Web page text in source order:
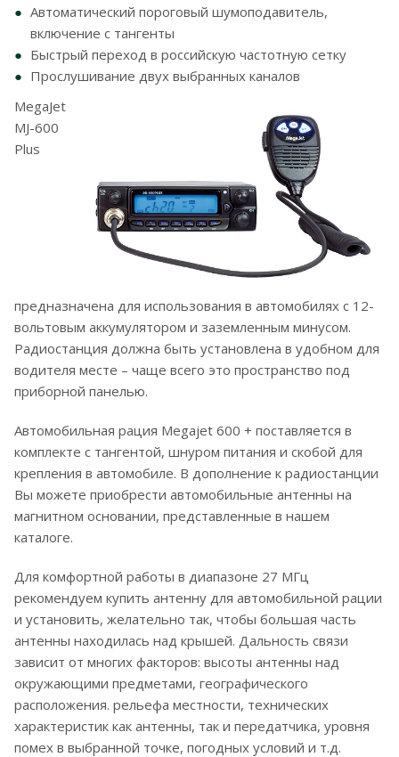
Автоматический пороговый шумоподавитель,
включение с тангенты
Быстрый переход в российскую частотную сетку
Прослушивание двух выбранных каналов
MegaJet
MJ-600
Plus
предназначена для использования в автомобилях с 12-
вольтовым аккумулятором и заземленным минусом.
Радиостанция должна быть установлена в удобном для
водителя месте – чаще всего это пространство под
приборной панелью.
Автомобильная рация Megajet 600 + поставляется в
комплекте с тангентой, шнуром питания и скобой для
крепления в автомобиле. В дополнение к радиостанции
Вы можете приобрести автомобильные антенны на
магнитном основании, представленные в нашем
каталоге.
Для комфортной работы в диапазоне 27 МГц
рекомендуем купить антенну для автомобильной рации
и установить, желательно так, чтобы большая часть
антенны находилась над крышей. Дальность связи
зависит от многих факторов: высоты антенны над
окружающими предметами, географического
расположения. рельефа местности, технических
характеристик как антенны, так и передатчика, уровня
помех в выбранной точке, погодных условий и т.д.